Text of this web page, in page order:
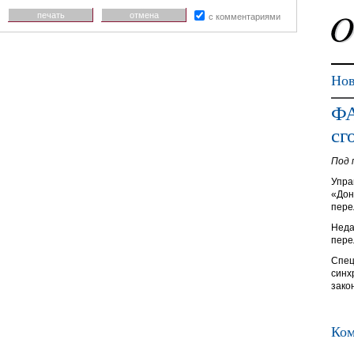
Под
печать отмена с комментариями